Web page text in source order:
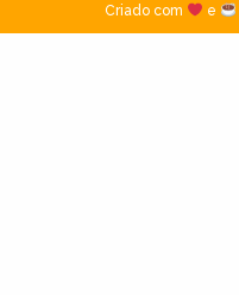
Criado com
e